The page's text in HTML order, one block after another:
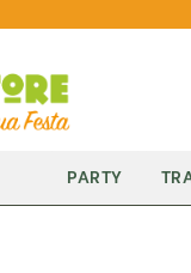
PARTY